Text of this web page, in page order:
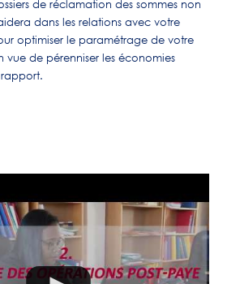
de réclamation des sommes non
dans les relations avec votre
optimiser le paramétrage de votre
de pérenniser les économies